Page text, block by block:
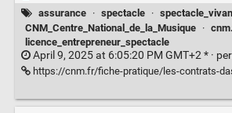
assurance · spectacle ·
CNM_Centre_National_de_la_Musique
·
licence_entrepreneur_spectacle
April 9, 2025 at 6:05:20 PM GMT+2 * ·
https://cnm.fr/fiche-pratique/les-contrats-